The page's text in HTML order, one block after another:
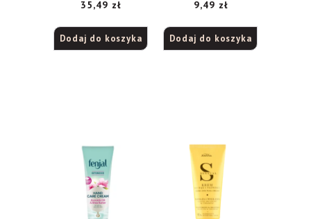
35,49 zł
Dodaj do koszyka
9,49 zł
Dodaj do koszyka